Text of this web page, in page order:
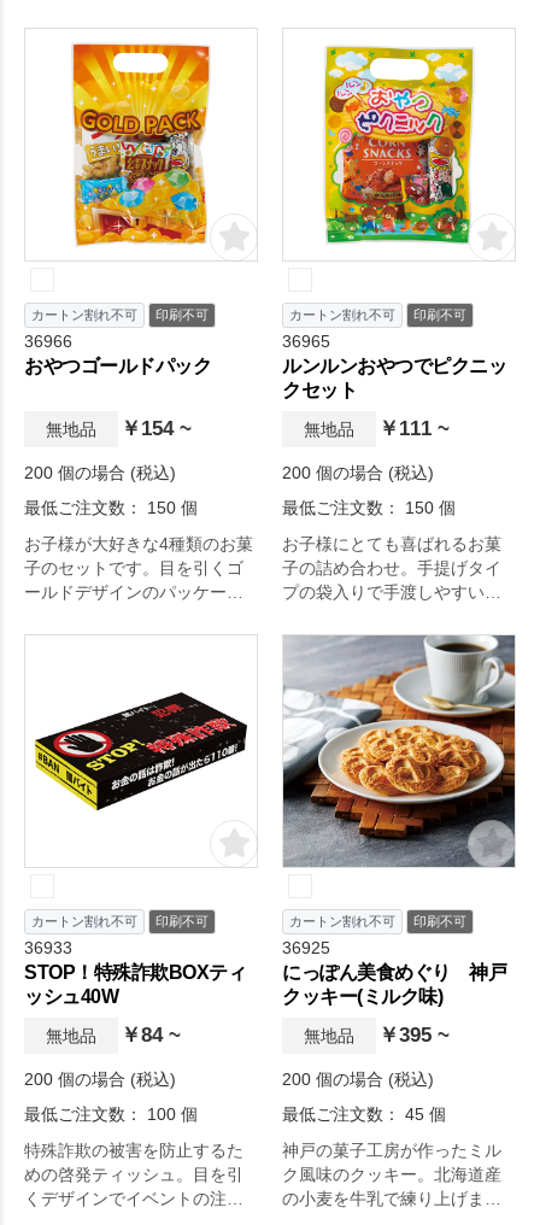
品です。
ボックスに入っています。
カートン割れ不可 印刷不可
36966
おやつゴールドパック
無地品 ￥154 ~
200 個の場合 (税込)
最低ご注文数： 150 個
お子様が大好きな4種類のお菓
子のセットです。目を引くゴ
ールドデザインのパッケージ
も抜群です。
カートン割れ不可 印刷不可
36965
ルンルンおやつでピクニッ
クセット
無地品 ￥111 ~
200 個の場合 (税込)
最低ご注文数： 150 個
お子様にとても喜ばれるお菓
子の詰め合わせ。手提げタイ
プの袋入りで手渡しやすいの
カートン割れ不可 印刷不可
36933
STOP！特殊詐欺BOXティ
ッシュ40W
無地品 ￥84 ~
200 個の場合 (税込)
最低ご注文数： 100 個
特殊詐欺の被害を防止するた
めの啓発ティッシュ。目を引
くデザインでイベントの注目
カートン割れ不可 印刷不可
36925
にっぽん美食めぐり 神戸
クッキー(ミルク味)
無地品 ￥395 ~
200 個の場合 (税込)
最低ご注文数： 45 個
神戸の菓子工房が作ったミル
ク風味のクッキー。北海道産
の小麦を牛乳で練り上げまし